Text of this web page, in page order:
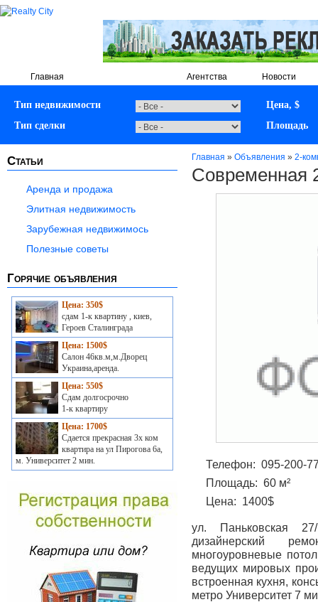
Главная Агентства Новости
Тип недвижимости
Цена, $
Тип сделки
Площадь
Статьи
Аренда и продажа
Элитная недвижимость
Зарубежная недвижимось
Полезные советы
Горячие объявления
Цена: 350$
сдам 1-к квартину , киев,
Героев Сталинграда
Цена: 1500$
Салон 46кв.м,м.Дворец
Украина,аренда.
Цена: 550$
Сдам долгосрочно
1-к квартиру
Цена: 1700$
Сдается прекрасная 3х ком
квартира на ул Пирогова 6а,
м. Университет 2 мин.
Главная » Объявления » 2-
Современная
Телефон: 095-200-
Площадь: 60 м²
Цена: 1400$
ул. Паньковская
дизайнерский
многоуровневые
ведущих мировых
встроенная кухня,
метро Университет 7